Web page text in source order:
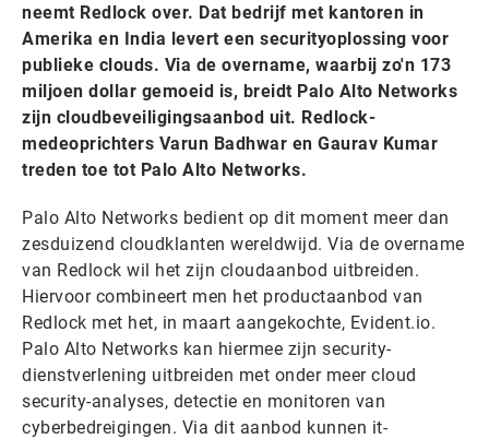
neemt Redlock over. Dat bedrijf met kantoren in
Amerika en India levert een securityoplossing voor
publieke clouds. Via de overname, waarbij zo'n 173
miljoen dollar gemoeid is, breidt Palo Alto Networks
zijn cloudbeveiligingsaanbod uit. Redlock-
medeoprichters Varun Badhwar en Gaurav Kumar
treden toe tot Palo Alto Networks.
Palo Alto Networks bedient op dit moment meer dan
zesduizend cloudklanten wereldwijd. Via de overname
van Redlock wil het zijn cloudaanbod uitbreiden.
Hiervoor combineert men het productaanbod van
Redlock met het, in maart aangekochte, Evident.io.
Palo Alto Networks kan hiermee zijn security-
dienstverlening uitbreiden met onder meer cloud
security-analyses, detectie en monitoren van
cyberbedreigingen. Via dit aanbod kunnen it-